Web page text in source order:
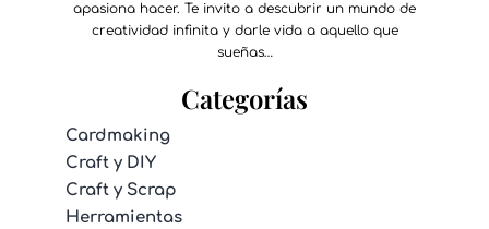
apasiona hacer. Te invito a descubrir un mundo de
creatividad infinita y darle vida a aquello que
sueñas…
Categorías
Cardmaking
Craft y DIY
Craft y Scrap
Herramientas